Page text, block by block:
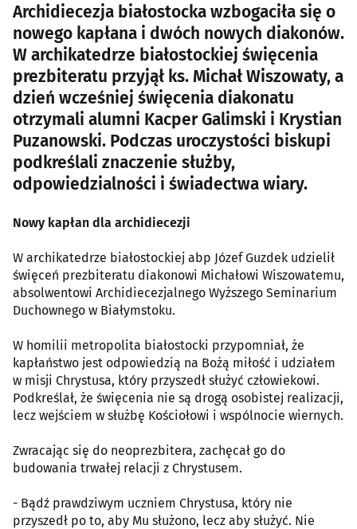
Archidiecezja białostocka wzbogaciła się o
nowego kapłana i dwóch nowych diakonów.
W archikatedrze białostockiej święcenia
prezbiteratu przyjął ks. Michał Wiszowaty, a
dzień wcześniej święcenia diakonatu
otrzymali alumni Kacper Galimski i Krystian
Puzanowski. Podczas uroczystości biskupi
podkreślali znaczenie służby,
odpowiedzialności i świadectwa wiary.
Nowy kapłan dla archidiecezji
W archikatedrze białostockiej abp Józef Guzdek udzielił
święceń prezbiteratu diakonowi Michałowi Wiszowatemu,
absolwentowi Archidiecezjalnego Wyższego Seminarium
Duchownego w Białymstoku.
W homilii metropolita białostocki przypomniał, że
kapłaństwo jest odpowiedzią na Bożą miłość i udziałem
w misji Chrystusa, który przyszedł służyć człowiekowi.
Podkreślał, że święcenia nie są drogą osobistej realizacji,
lecz wejściem w służbę Kościołowi i wspólnocie wiernych.
Zwracając się do neoprezbitera, zachęcał go do
budowania trwałej relacji z Chrystusem.
- Bądź prawdziwym uczniem Chrystusa, który nie
przyszedł po to, aby Mu służono, lecz aby służyć. Nie